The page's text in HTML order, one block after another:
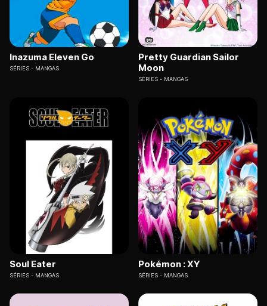
Inazuma Eleven Go
SÉRIES MANGAS
Pretty Guardian Sailor
Moon
SÉRIES MANGAS
Soul Eater
SÉRIES MANGAS
Pokémon : XY
SÉRIES MANGAS